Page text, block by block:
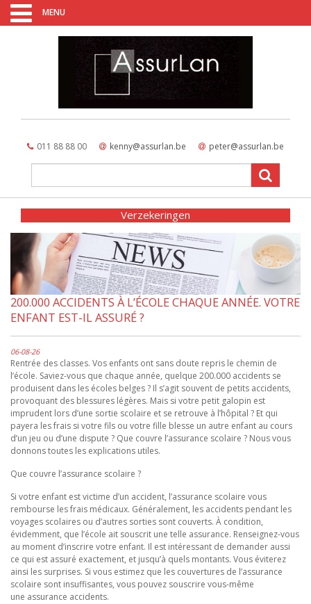
MENU
011 88 88 00 kenny@assurlan.be peter@assurlan.be
Verzekeringen
200.000 ACCIDENTS À L’ÉCOLE CHAQUE ANNÉE. VOTRE
ENFANT EST-IL ASSURÉ ?
06-08-26
Rentrée des classes. Vos enfants ont sans doute repris le chemin de
l’école. Saviez-vous que chaque année, quelque 200.000 accidents se
produisent dans les écoles belges ? Il s’agit souvent de petits accidents,
provoquant des blessures légères. Mais si votre petit galopin est
imprudent lors d’une sortie scolaire et se retrouve à l’hôpital ? Et qui
payera les frais si votre fils ou votre fille blesse un autre enfant au cours
d’un jeu ou d’une dispute ? Que couvre l’assurance scolaire ? Nous vous
donnons toutes les explications utiles.
Que couvre l’assurance scolaire ?
Si votre enfant est victime d’un accident, l’assurance scolaire vous
rembourse les frais médicaux. Généralement, les accidents pendant les
voyages scolaires ou d’autres sorties sont couverts. À condition,
évidemment, que l’école ait souscrit une telle assurance. Renseignez-vous
au moment d’inscrire votre enfant. Il est intéressant de demander aussi
ce qui est assuré exactement, et jusqu’à quels montants. Vous éviterez
ainsi les surprises. Si vous estimez que les couvertures de l’assurance
scolaire sont insuffisantes, vous pouvez souscrire vous-même
une assurance accidents.